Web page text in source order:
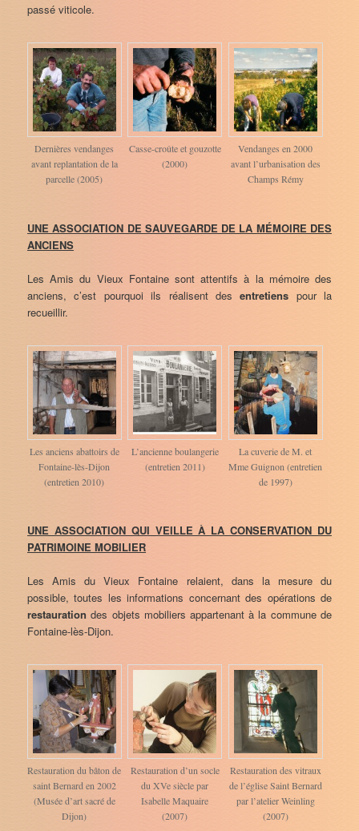
passé viticole.
Dernières vendanges
avant replantation de la
parcelle (2005)
Casse-croûte et gouzotte
(2000)
Vendanges en 2000
avant l’urbanisation des
Champs Rémy
UNE ASSOCIATION DE SAUVEGARDE DE LA MÉMOIRE DES
ANCIENS
Les Amis du Vieux Fontaine sont attentifs à la mémoire des
anciens, c’est pourquoi ils réalisent desentretiens pour la
recueillir.
Les anciens abattoirs de
Fontaine-lès-Dijon
(entretien 2010)
L’ancienne boulangerie
(entretien 2011)
La cuverie de M. et
Mme Guignon (entretien
de 1997)
UNE ASSOCIATION QUI VEILLE À LA CONSERVATION DU
PATRIMOINE MOBILIER
Les Amis du Vieux Fontaine relaient, dans la mesure du
possible, toutes les informations concernant des opérations de
restauration des objets mobiliers appartenant à la commune de
Fontaine-lès-Dijon.
Restauration du bâton de
saint Bernard en 2002
(Musée d’art sacré de
Dijon)
Restauration d’un socle
du XVe siècle par
Isabelle Maquaire
(2007)
Restauration des vitraux
de l’église Saint Bernard
par l’atelier Weinling
(2007)